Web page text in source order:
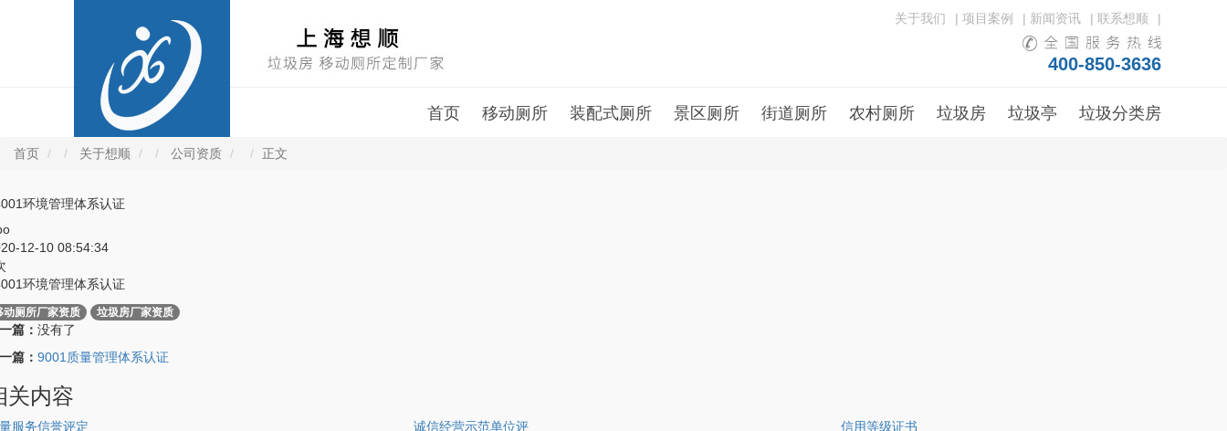
关于我们 | 项目案例 | 新闻资讯 | 联系想顺 |
400-850-3636
首页 移动厕所 装配式厕所 景区厕所 街道厕所 农村厕所 垃圾房 垃圾亭 垃圾分类房
首页 关于想顺 公司资质 正文
环境管理体系认证
12-10 08:54:34
环境管理体系认证
动厕所厂家资质 垃圾房厂家资质
篇： 没有了
篇： 9001质量管理体系认证
关内容
服务信誉评定
诚信经营示范单位评
信用等级证书